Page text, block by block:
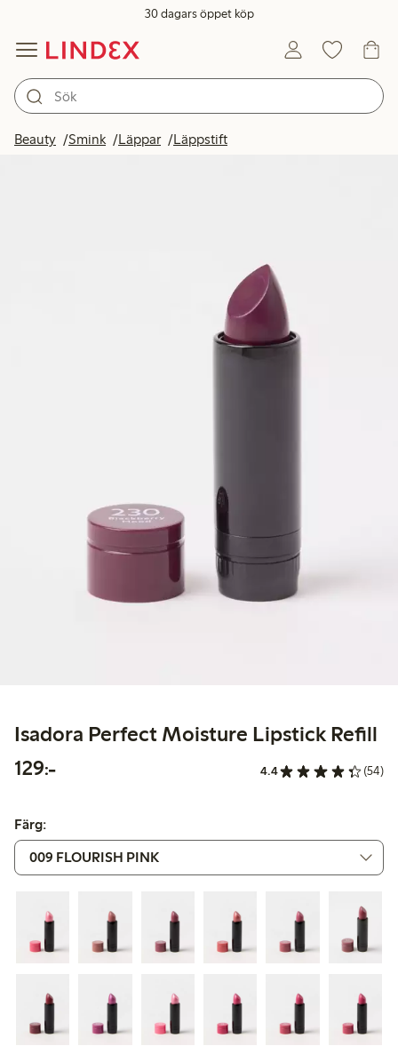
30 dagars öppet köp
Beauty Smink Läppar Läppstift
Isadora Perfect Moisture Lipstick Refill
129:-129,00 kr 4.4 (54)
Färg: